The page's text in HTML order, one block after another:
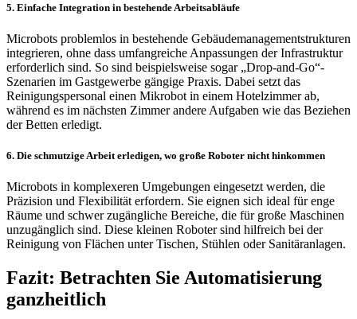
5. Einfache Integration in bestehende Arbeitsabläufe
Microbots problemlos in bestehende Gebäudemanagementstrukturen
integrieren, ohne dass umfangreiche Anpassungen der Infrastruktur
erforderlich sind. So sind beispielsweise sogar „Drop-and-Go“-
Szenarien im Gastgewerbe gängige Praxis. Dabei setzt das
Reinigungspersonal einen Mikrobot in einem Hotelzimmer ab,
während es im nächsten Zimmer andere Aufgaben wie das Beziehen
der Betten erledigt.
6. Die schmutzige Arbeit erledigen, wo große Roboter nicht hinkommen
Microbots in komplexeren Umgebungen eingesetzt werden, die
Präzision und Flexibilität erfordern. Sie eignen sich ideal für enge
Räume und schwer zugängliche Bereiche, die für große Maschinen
unzugänglich sind. Diese kleinen Roboter sind hilfreich bei der
Reinigung von Flächen unter Tischen, Stühlen oder Sanitäranlagen.
Fazit: Betrachten Sie Automatisierung
ganzheitlich